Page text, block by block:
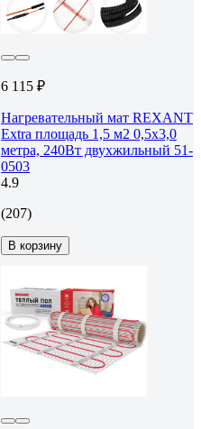
6 115 ₽
Нагревательный мат REXANT
Extra площадь 1,5 м2 0,5x3,0
метра, 240Вт двухжильный 51-
0503
4.9
(207)
В корзину